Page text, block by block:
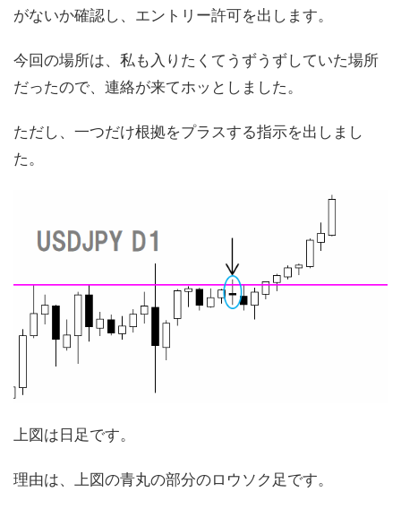
がないか確認し、エントリー許可を出します。
今回の場所は、私も入りたくてうずうずしていた場所
だったので、連絡が来てホッとしました。
ただし、一つだけ根拠をプラスする指示を出しまし
た。
上図は日足です。
理由は、上図の青丸の部分のロウソク足です。